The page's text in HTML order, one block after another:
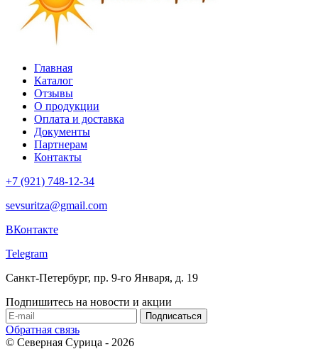
Главная
Каталог
Отзывы
О продукции
Оплата и доставка
Документы
Партнерам
Контакты
+7 (921) 748-12-34
sevsuritza@gmail.com
ВКонтакте
Telegram
Санкт-Петербург, пр. 9-го Января, д. 19
Подпишитесь на новости и акции
Обратная связь
© Северная Сурица - 2026